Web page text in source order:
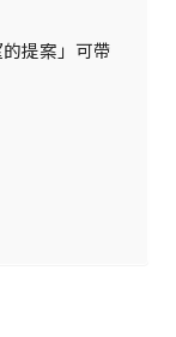
提案」可帶